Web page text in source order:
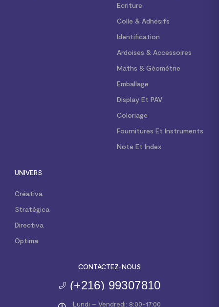
Ecriture
Colle & Adhésifs
Identification
Ardoises & Accessoires
Maths & Géométrie
Emballage
Display Et PAV
Coloriage
Fournitures Et Instruments
Note Et Index
UNIVERS
Créativa
Stratégica
Directiva
Optima
CONTACTEZ-NOUS
(+216) 99307810
Lundi – Vendredi: 8:00-17:00